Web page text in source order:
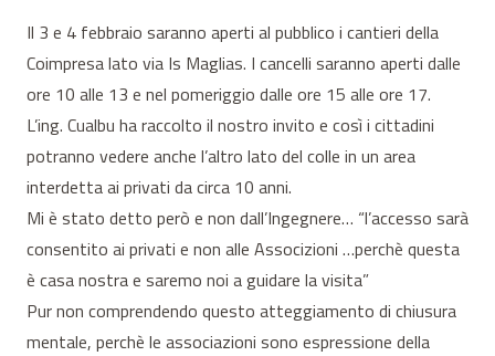
Il 3 e 4 febbraio saranno aperti al pubblico i cantieri della
Coimpresa lato via Is Maglias. I cancelli saranno aperti dalle
ore 10 alle 13 e nel pomeriggio dalle ore 15 alle ore 17.
L’ing. Cualbu ha raccolto il nostro invito e così i cittadini
potranno vedere anche l’altro lato del colle in un area
interdetta ai privati da circa 10 anni.
Mi è stato detto però e non dall’Ingegnere… “l’accesso sarà
consentito ai privati e non alle Associzioni …perchè questa
è casa nostra e saremo noi a guidare la visita”
Pur non comprendendo questo atteggiamento di chiusura
mentale, perchè le associazioni sono espressione della